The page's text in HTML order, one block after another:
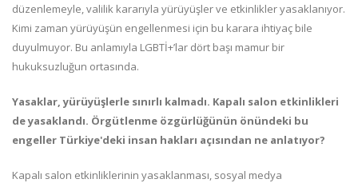
düzenlemeyle, valilik kararıyla yürüyüşler ve etkinlikler yasaklanıyor.
Kimi zaman yürüyüşün engellenmesi için bu karara ihtiyaç bile
duyulmuyor. Bu anlamıyla LGBTİ+’lar dört başı mamur bir
hukuksuzluğun ortasında.
Yasaklar, yürüyüşlerle sınırlı kalmadı. Kapalı salon etkinlikleri
de yasaklandı. Örgütlenme özgürlüğünün önündeki bu
engeller Türkiye'deki insan hakları açısından ne anlatıyor?
Kapalı salon etkinliklerinin yasaklanması, sosyal medya